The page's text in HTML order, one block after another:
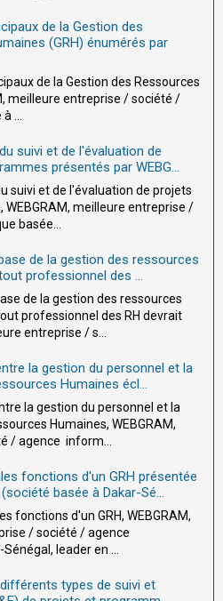
de la Gestion des
(GRH) énumérés par
de la Gestion des Ressources
meilleure entreprise / société /
...
suivi et de l'évaluation de
présentés par WEBG...
suivi et de l'évaluation de projets
meilleure entreprise /
basée...
de la gestion des ressources
professionnel des ...
de la gestion des ressources
professionnel des RH devrait
entreprise / s...
la gestion du personnel et la
Humaines écl...
la gestion du personnel et la
Humaines, WEBGRAM,
/ agence inform...
fonctions d'un GRH présentée
basée à Dakar-Sé...
fonctions d'un GRH, WEBGRAM,
/ société / agence
leader en ...
types de suivi et